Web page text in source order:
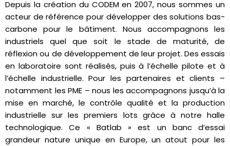
Depuis la création du CODEM en 2007, nous sommes un
acteur de référence pour développer des solutions bas-
carbone pour le bâtiment. Nous accompagnons les
industriels quel que soit le stade de maturité, de
réflexion ou de développement de leur projet. Des essais
en laboratoire sont réalisés, puis à l’échelle pilote et à
l’échelle industrielle. Pour les partenaires et clients –
notamment les PME – nous les accompagnons jusqu’à la
mise en marché, le contrôle qualité et la production
industrielle sur les premiers lots grâce à notre halle
technologique. Ce « Batlab » est un banc d’essai
grandeur nature unique en Europe, un atout pour les